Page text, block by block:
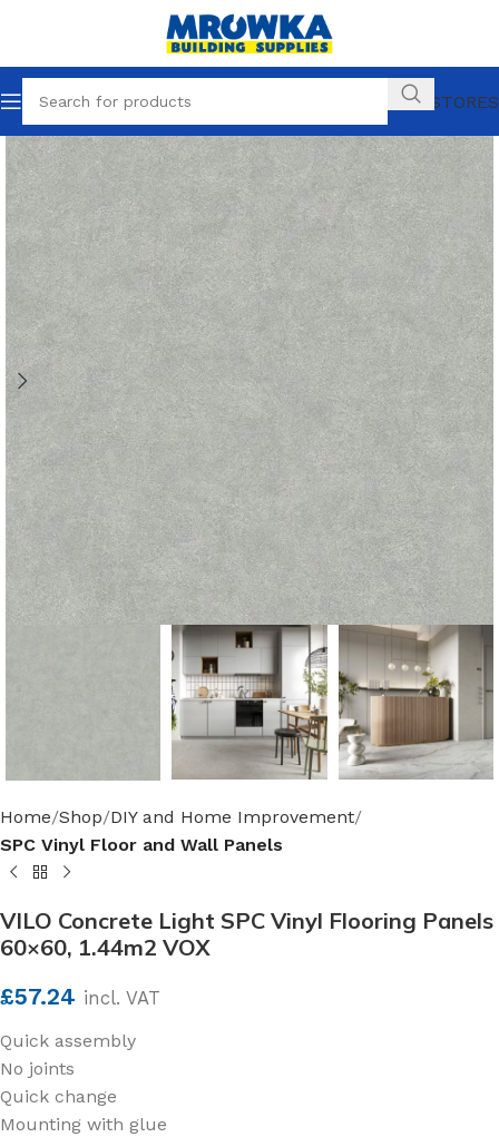
OUR STORES
Home Shop DIY and Home Improvement
SPC Vinyl Floor and Wall Panels
VILO Concrete Light SPC Vinyl Flooring Panels
60×60, 1.44m2 VOX
£57.24 incl. VAT
Quick assembly
No joints
Quick change
Mounting with glue